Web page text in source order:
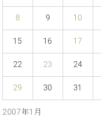
イ
ジ
ス
C.
ッ
チ
ヒ
イ
秘
音
達
声
ニ
ュ
ー
ス・
報
等)
レ
た
い！
と
い
方
の
ン
員
ベ
ヒ
シ
ュ
イ
2007年1月
8 9 10
15 16 17
22 23 24
29 30 31